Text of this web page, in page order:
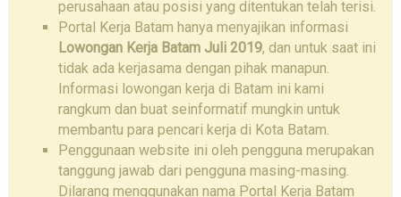
perusahaan atau posisi yang ditentukan telah terisi.
Portal Kerja Batam hanya menyajikan informasi
Lowongan Kerja Batam Juli 2019, dan untuk saat ini
tidak ada kerjasama dengan pihak manapun.
Informasi lowongan kerja di Batam ini kami
rangkum dan buat seinformatif mungkin untuk
membantu para pencari kerja di Kota Batam.
Penggunaan website ini oleh pengguna merupakan
tanggung jawab dari pengguna masing-masing.
Dilarang menggunakan nama Portal Kerja Batam